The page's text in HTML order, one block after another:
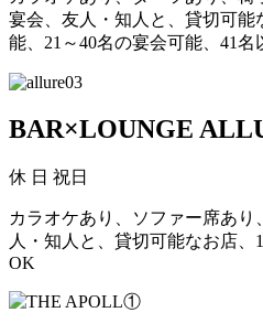
宴会、友人・知人と、貸切可能
能、21～40名の宴会可能、41
BAR×LOUNGE
休 日 祝日
カラオケあり、ソファー席あ
人・知人と、貸切可能なお店、
OK